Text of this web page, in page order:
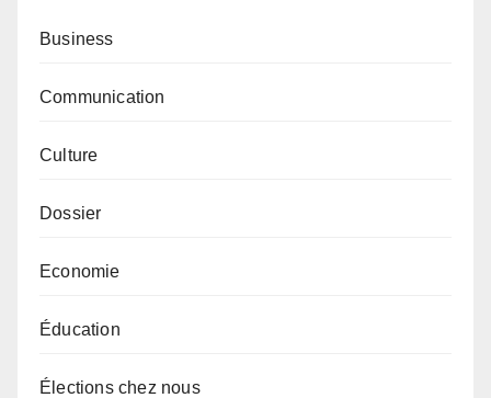
Business
Communication
Culture
Dossier
Economie
Éducation
Élections chez nous